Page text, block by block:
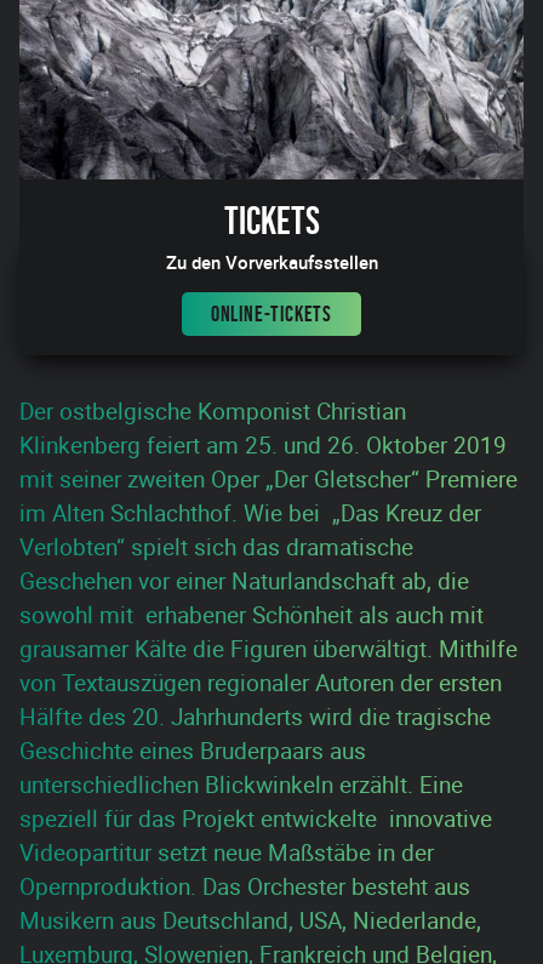
Tickets
Zu den Vorverkaufsstellen
ONLINE-TICKETS
Der ostbelgische Komponist Christian
Klinkenberg feiert am 25. und 26. Oktober 2019
mit seiner zweiten Oper „Der Gletscher“ Premiere
im Alten Schlachthof. Wie bei „Das Kreuz der
Verlobten“ spielt sich das dramatische
Geschehen vor einer Naturlandschaft ab, die
sowohl mit erhabener Schönheit als auch mit
grausamer Kälte die Figuren überwältigt. Mithilfe
von Textauszügen regionaler Autoren der ersten
Hälfte des 20. Jahrhunderts wird die tragische
Geschichte eines Bruderpaars aus
unterschiedlichen Blickwinkeln erzählt. Eine
speziell für das Projekt entwickelte innovative
Videopartitur setzt neue Maßstäbe in der
Opernproduktion. Das Orchester besteht aus
Musikern aus Deutschland, USA, Niederlande,
Luxemburg, Slowenien, Frankreich und Belgien,